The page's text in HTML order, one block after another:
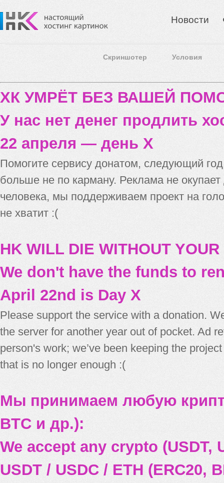
Новости
Скриншотер Условия
ХК УМРЁТ БЕЗ ВАШЕЙ
У нас нет денег продлить
22 апреля — день X
Помогите сервису донатом, следующий
больше не по карману. Реклама не
человека, мы поддерживаем проект на
не хватит :(
HK WILL DIE WITHOUT
We don't have the funds to
April 22nd is Day X
Please support the service with a donation.
the server for another year out of pocket. Ad
person's work; we’ve been keeping the
that is no longer enough :(
Мы принимаем любую
BTC и др.):
We accept any crypto (USDT,
USDT / USDC / ETH (ERC20,